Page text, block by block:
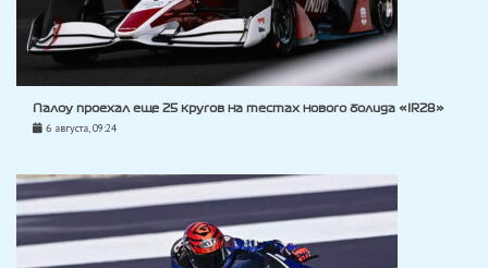
Палоу проехал еще 25 кругов на тестах нового болида «IR28»
6 августа, 09:24